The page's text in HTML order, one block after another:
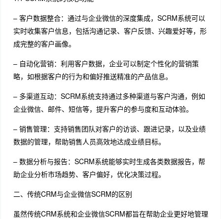
– 客户数据整合：通过与企业微信的深度集成，SCRM系统可以
实时收集客户信息，包括沟通记录、客户反馈、兴趣爱好等，形
成完整的客户画像。
– 自动化营销：利用客户数据，企业可以制定个性化的营销策
略，如根据客户的行为和偏好推送精准的产品信息。
– 多渠道互动：SCRM系统支持通过多种渠道与客户沟通，例如
企业微信、邮件、短信等，提升客户的参与度和互动体验。
– 销售管理：支持销售团队对客户的访谈、跟进记录，以及业绩
数据的管理，帮助销售人员高效地达成业绩目标。
– 数据分析与报告：SCRM系统能够实时生成各类数据报告，帮
助企业分析市场趋势、客户偏好，优化决策过程。
二、传统CRM与企业微信SCRM的区别
虽然传统CRM系统和企业微信SCRM都旨在帮助企业更好地管理